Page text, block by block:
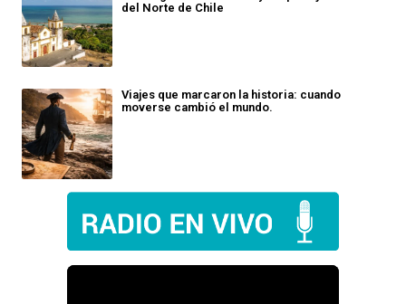
del Norte de Chile
Viajes que marcaron la historia: cuando
moverse cambió el mundo.